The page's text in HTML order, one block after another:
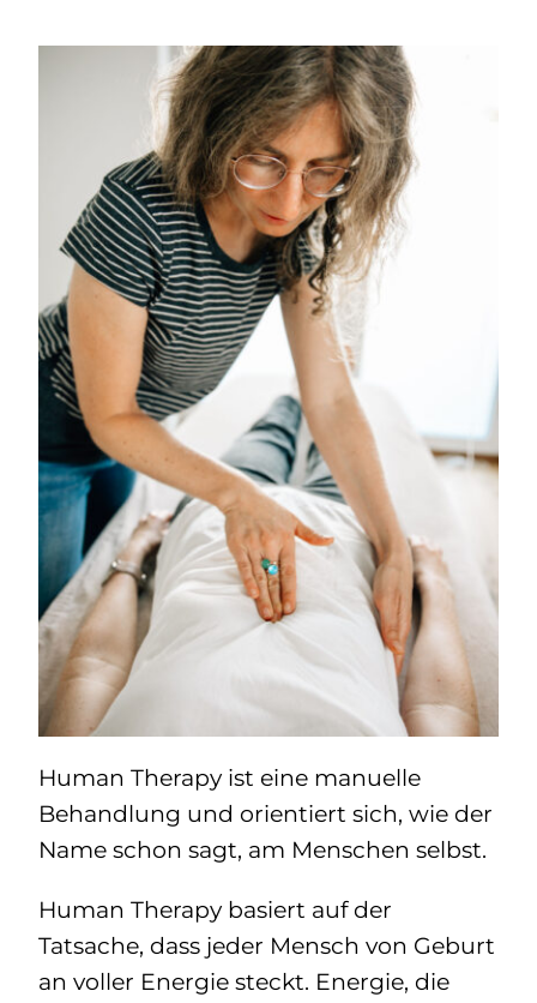
Kontakt
Über mich
Impressum
Human Therapy ist eine manuelle
Behandlung und orientiert sich, wie der
Name schon sagt, am Menschen selbst.
Human Therapy basiert auf der
Tatsache, dass jeder Mensch von Geburt
an voller Energie steckt. Energie, die